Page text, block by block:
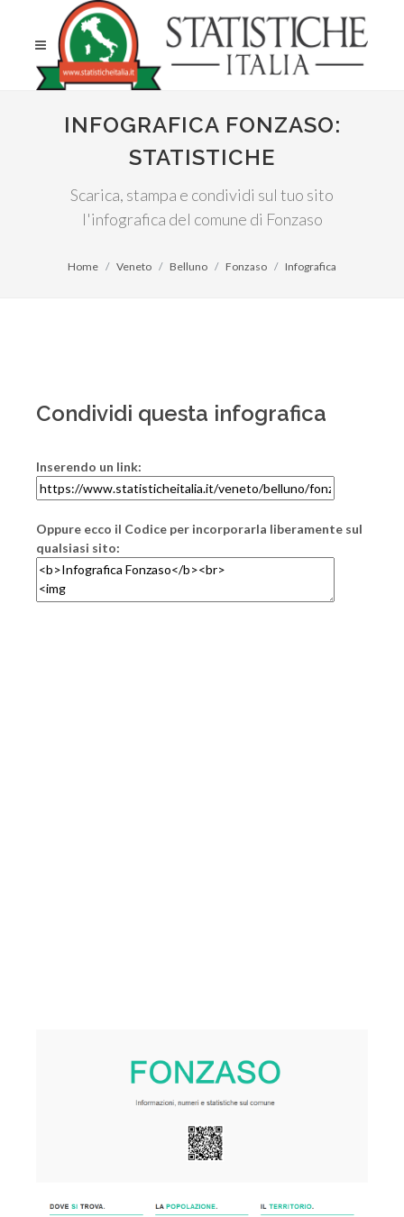
INFOGRAFICA FONZASO:
STATISTICHE
Scarica, stampa e condividi sul tuo sito
l'infografica del comune di Fonzaso
Home Veneto Belluno Fonzaso Infografica
Condividi questa infografica
Inserendo un link:
Oppure ecco il Codice per incorporarla liberamente sul
qualsiasi sito: